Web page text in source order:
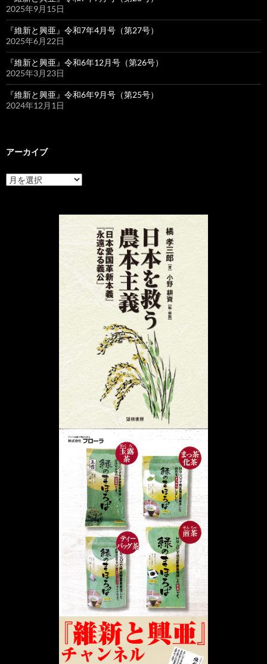
2025年9月15日
『維新と興亜』令和7年4月号（第27号）
2025年6月22日
『維新と興亜』令和6年12月号（第26号）
2025年3月23日
『維新と興亜』令和6年9月号（第25号）
2024年12月1日
アーカイブ
ア
ー